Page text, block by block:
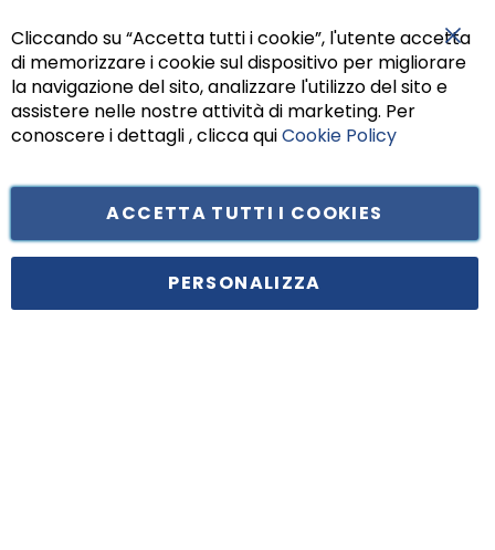
Principe di Piemonte 199, cap. 80026 Casoria (NA) - C.F. 05834470634 -
Cliccando su “Accetta tutti i cookie”, l'utente accetta
di memorizzare i cookie sul dispositivo per migliorare
la navigazione del sito, analizzare l'utilizzo del sito e
assistere nelle nostre attività di marketing. Per
conoscere i dettagli , clicca quiCookie Policy
ACCETTA TUTTI I COOKIES
PERSONALIZZA